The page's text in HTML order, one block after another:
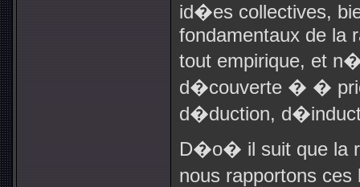
id�es collectives,
fondamentaux de la
tout empirique, et
d�couverte � �
d�duction,
D�o� il suit que la
nous rapportons